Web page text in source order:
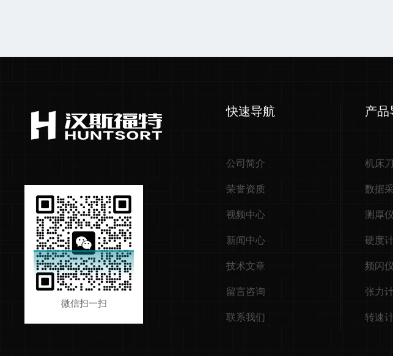
微信扫一扫
快速导航
公司简介
荣誉资质
视频中心
新闻中心
技术文章
留言咨询
联系我们
产品
机床
数据
测厚仪
硬度
频闪仪
张力
转速